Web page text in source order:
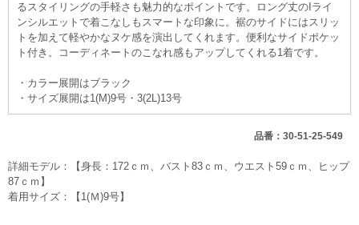
るスタイリングの手軽さも魅力的なポイントです。ロング丈のIライ
ンシルエットで着こなしもスマートな印象に。裾のサイドにはスリッ
トを加えて軽やかなヌケ感を演出してくれます。便利なサイドポケッ
ト付き。コーディネートのこなれ感もアップしてくれる1着です。
・カラー展開はブラック
・サイズ展開は1(M)9号・3(2L)13号
品番：30-51-25-549
詳細モデル：【身長：172ｃｍ、バスト83ｃｍ、ウエスト59ｃｍ、ヒップ
87ｃｍ】
着用サイズ：【1(Ｍ)9号】